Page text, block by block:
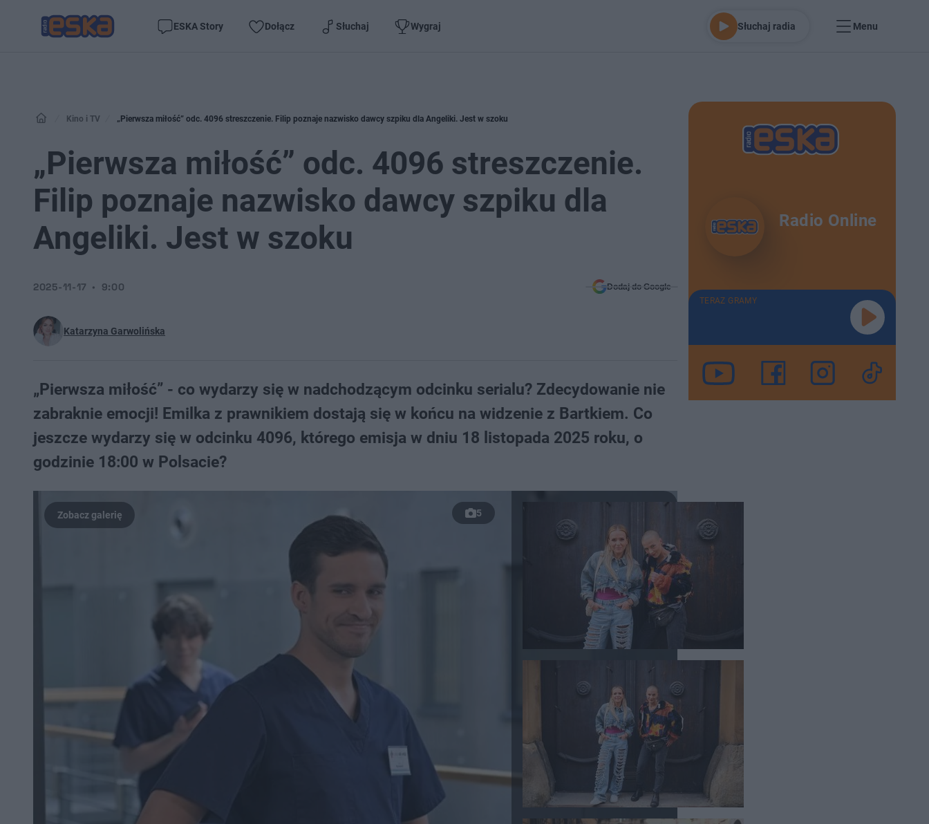
ESKA Story Dołącz Słuchaj Wygraj Słuchaj radia Menu
Kino i TV „Pierwsza miłość” odc. 4096 streszczenie. Filip poznaje nazwisko dawcy szpiku dla Angeliki. Jest w szoku
„Pierwsza miłość” odc. 4096 streszczenie.
Filip poznaje nazwisko dawcy szpiku dla
Angeliki. Jest w szoku
Katarzyna Garwolińska
2025-11-17 9:00 Dodaj do Google
„Pierwsza miłość” - co wydarzy się w nadchodzącym odcinku serialu? Zdecydowanie nie
zabraknie emocji! Emilka z prawnikiem dostają się w końcu na widzenie z Bartkiem. Co
jeszcze wydarzy się w odcinku 4096, którego emisja w dniu 18 listopada 2025 roku, o
godzinie 18:00 w Polsacie?
5
Radio Online
TERAZ GRAMY